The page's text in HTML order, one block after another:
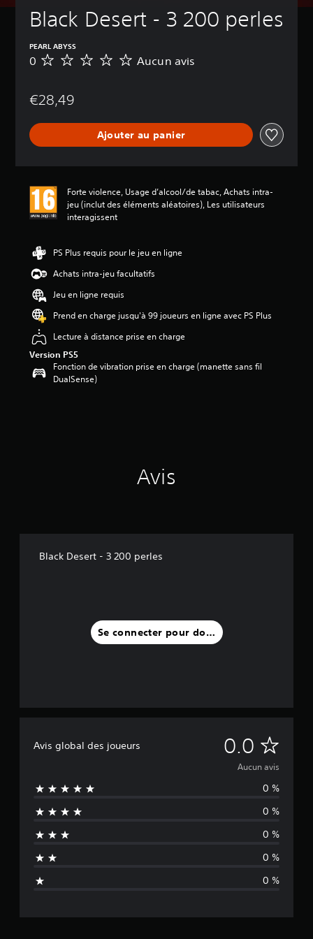
Black Desert - 3 200 perles
PEARL ABYSS
A
u
a
v
0 Aucun avis
€28,49
Ajouter au panier
Forte violence, Usage d’alcool/de tabac, Achats intra-
jeu (inclut des éléments aléatoires), Les utilisateurs
interagissent
PS Plus requis pour le jeu en ligne
Achats intra-jeu facultatifs
Jeu en ligne requis
Prend en charge jusqu'à 99 joueurs en ligne avec PS Plus
Lecture à distance prise en charge
Version PS5
Fonction de vibration prise en charge (manette sans fil
DualSense)
Avis
Black Desert - 3 200 perles
Se connecter pour donner un avis
Avis global des joueurs 0.0 A
u
c
u
n
a
i
Aucun avis
0 %
0 %
0 %
0 %
0 %